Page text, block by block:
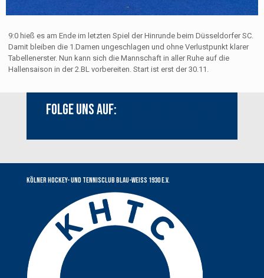
9:0 hieß es am Ende im letzten Spiel der Hinrunde beim Düsseldorfer SC.
Damit bleiben die 1.Damen ungeschlagen und ohne Verlustpunkt klarer
Tabellenerster. Nun kann sich die Mannschaft in aller Ruhe auf die
Hallensaison in der 2.BL vorbereiten. Start ist erst der 30.11.
Folge uns auf:
Kölner Hockey- und Tennisclub Blau-Weiss 1930 e.V.